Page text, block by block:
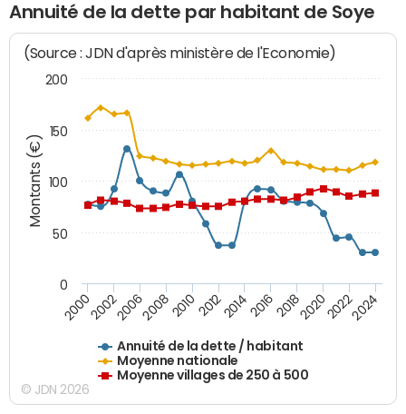
Annuité de la dette par habitant de Soye
Montants (€)
(Source : JDN d'après ministère de l'Economie)
Annuité de la dette / habitant
Moyenne nationale
Moyenne villages de 250 à 500
200020022006200820102012201420162018202020222024
0
50
100
150
200
© JDN 2026